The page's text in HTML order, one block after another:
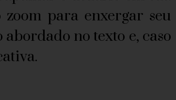
para enxergar seu
no texto e, caso